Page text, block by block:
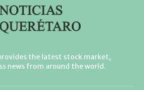
the latest stock market,
news from around the world.